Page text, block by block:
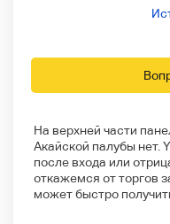
На верхней части
Акайской палубы нет.
после входа или
откажемся от торгов
может быстро